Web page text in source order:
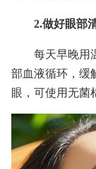
2.做好眼部
每天早晚用
部血液循环，缓
眼，可使用无菌